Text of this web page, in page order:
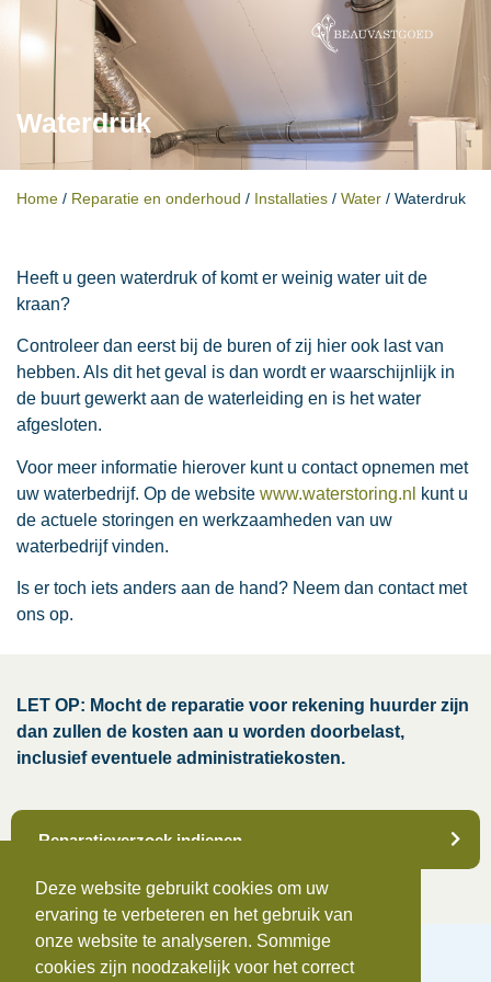
Waterdruk
Home / Reparatie en onderhoud / Installaties / Water / Waterdruk
Heeft u geen waterdruk of komt er weinig water uit de
kraan?
Controleer dan eerst bij de buren of zij hier ook last van
hebben. Als dit het geval is dan wordt er waarschijnlijk in
de buurt gewerkt aan de waterleiding en is het water
afgesloten.
Voor meer informatie hierover kunt u contact opnemen met
uw waterbedrijf. Op de website www.waterstoring.nl
kunt u
de actuele storingen en werkzaamheden van uw
waterbedrijf vinden.
Is er toch iets anders aan de hand? Neem dan contact met
ons op.
LET OP: Mocht de reparatie voor rekening huurder zijn
dan zullen de kosten aan u worden doorbelast,
inclusief eventuele administratiekosten.
Reparatieverzoek indienen
Deze website gebruikt cookies om uw
ervaring te verbeteren en het gebruik van
onze website te analyseren. Sommige
cookies zijn noodzakelijk voor het correct